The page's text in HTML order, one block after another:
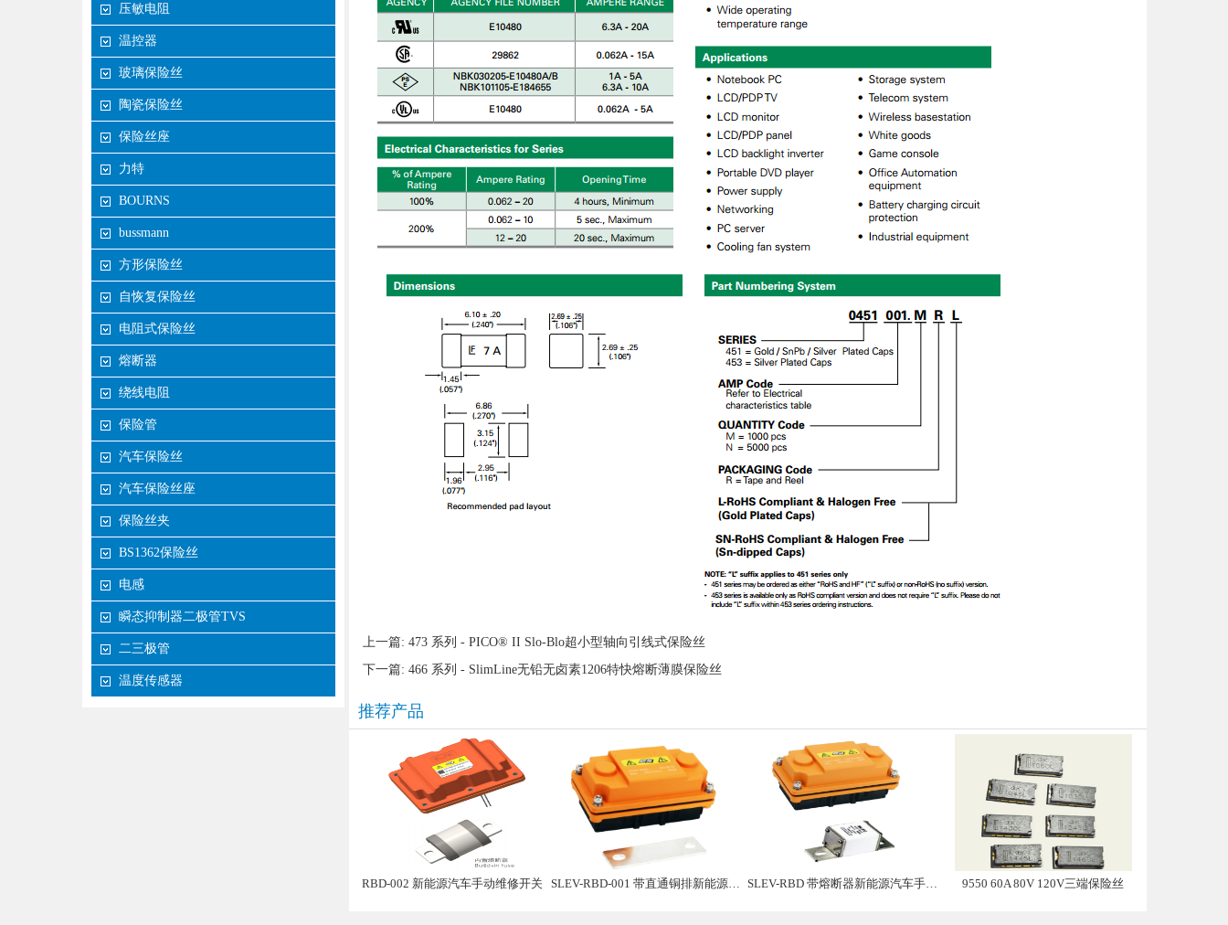
压敏电阻
温控器
玻璃保险丝
陶瓷保险丝
保险丝座
力特
BOURNS
bussmann
方形保险丝
自恢复保险丝
电阻式保险丝
熔断器
绕线电阻
保险管
汽车保险丝
汽车保险丝座
保险丝夹
BS1362保险丝
电感
瞬态抑制器二极管TVS
二三极管
温度传感器
上一篇: 473 系列 - PICO® II Slo-Blo超小型轴向引线式保险丝
下一篇: 466 系列 - SlimLine无铅无卤素1206特快熔断薄膜保险丝
推荐产品
RBD-002 新能源汽车手动维修开关 SLEV-RBD-001 带直通铜排新能源汽车手动维修盒子 SLEV-RBD 带熔断器新能源汽车手动维修盒子 9550 60A 80V 120V三端保险丝